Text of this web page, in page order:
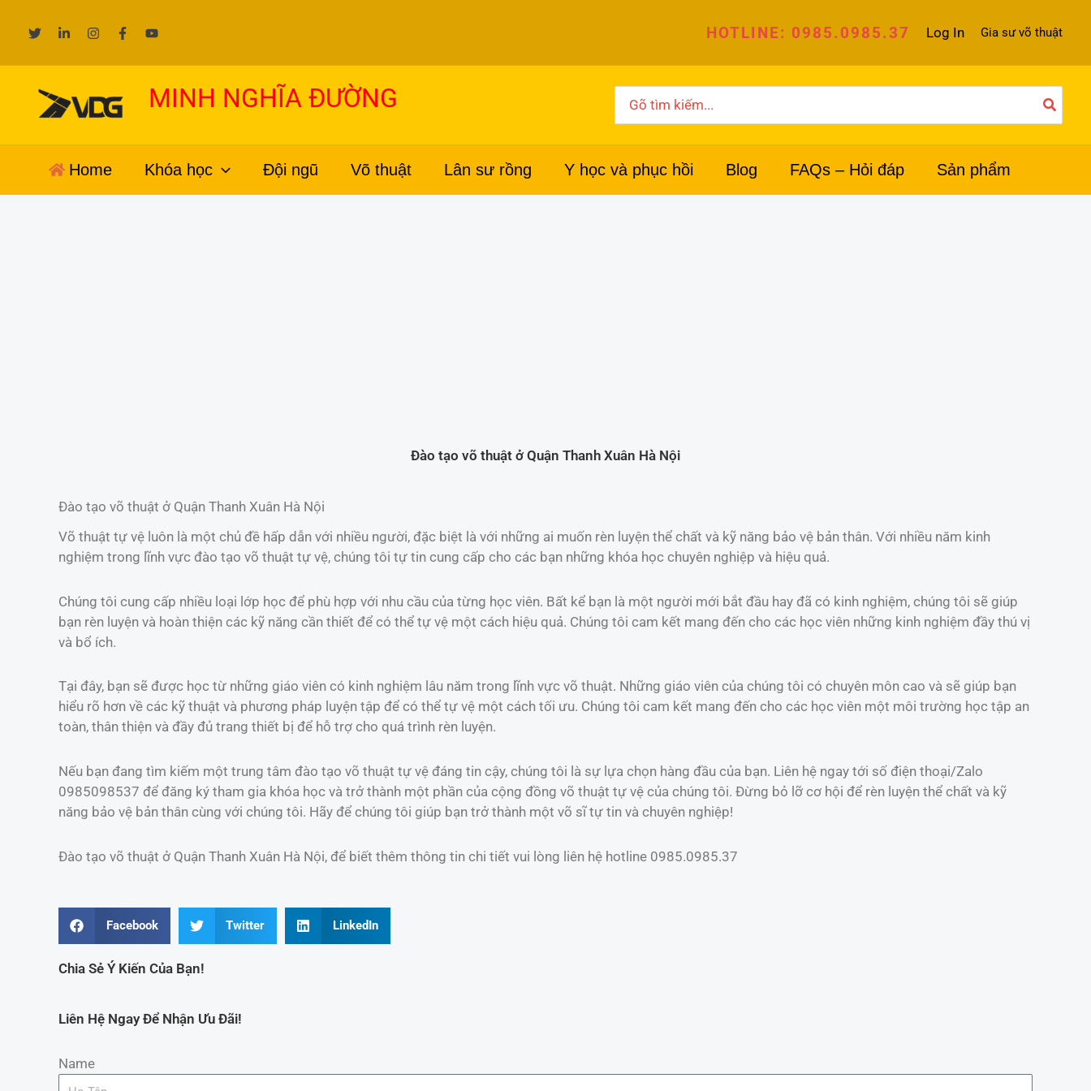
dung
HOTLINE: 0985.0985.37 Log In Gia sư võ thuật
MINH NGHĨA ĐƯỜNG
for:
Home Khóa học Đội ngũ Võ thuật Lân sư rồng Y học và phục hồi Blog FAQs – Hỏi đáp Sản phẩm
Đào tạo võ thuật ở Quận Thanh Xuân Hà Nội
Đào tạo võ thuật ở Quận Thanh Xuân Hà Nội
Võ thuật tự vệ luôn là một chủ đề hấp dẫn với nhiều người, đặc biệt là với những ai muốn rèn luyện thể chất và kỹ năng bảo vệ bản thân. Với nhiều năm kinh
nghiệm trong lĩnh vực đào tạo võ thuật tự vệ, chúng tôi tự tin cung cấp cho các bạn những khóa học chuyên nghiệp và hiệu quả.
Chúng tôi cung cấp nhiều loại lớp học để phù hợp với nhu cầu của từng học viên. Bất kể bạn là một người mới bắt đầu hay đã có kinh nghiệm, chúng tôi sẽ giúp
bạn rèn luyện và hoàn thiện các kỹ năng cần thiết để có thể tự vệ một cách hiệu quả. Chúng tôi cam kết mang đến cho các học viên những kinh nghiệm đầy thú vị
và bổ ích.
Tại đây, bạn sẽ được học từ những giáo viên có kinh nghiệm lâu năm trong lĩnh vực võ thuật. Những giáo viên của chúng tôi có chuyên môn cao và sẽ giúp bạn
hiểu rõ hơn về các kỹ thuật và phương pháp luyện tập để có thể tự vệ một cách tối ưu. Chúng tôi cam kết mang đến cho các học viên một môi trường học tập an
toàn, thân thiện và đầy đủ trang thiết bị để hỗ trợ cho quá trình rèn luyện.
Nếu bạn đang tìm kiếm một trung tâm đào tạo võ thuật tự vệ đáng tin cậy, chúng tôi là sự lựa chọn hàng đầu của bạn. Liên hệ ngay tới số điện thoại/Zalo
0985098537 để đăng ký tham gia khóa học và trở thành một phần của cộng đồng võ thuật tự vệ của chúng tôi. Đừng bỏ lỡ cơ hội để rèn luyện thể chất và kỹ
năng bảo vệ bản thân cùng với chúng tôi. Hãy để chúng tôi giúp bạn trở thành một võ sĩ tự tin và chuyên nghiệp!
Đào tạo võ thuật ở Quận Thanh Xuân Hà Nội, để biết thêm thông tin chi tiết vui lòng liên hệ hotline 0985.0985.37
Facebook Twitter LinkedIn
Chia Sẻ Ý Kiến Của Bạn!
Liên Hệ Ngay Để Nhận Ưu Đãi!
Name